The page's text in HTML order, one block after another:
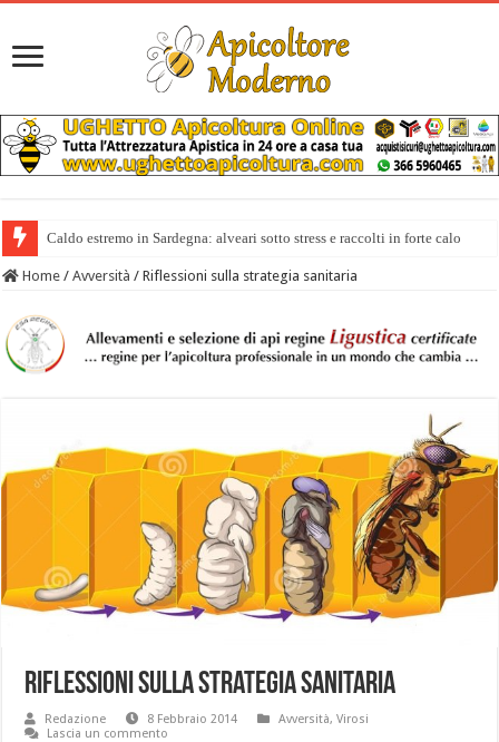
Caldo estremo in Sardegna: alveari sotto stress e raccolti in forte calo
Home / Avversità / Riflessioni sulla strategia sanitaria
Riflessioni sulla strategia sanitaria
Redazione 8 Febbraio 2014 Avversità,Virosi
Lascia un commento